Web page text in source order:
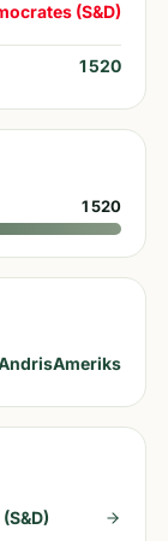
(S&D)
1 520
1 520